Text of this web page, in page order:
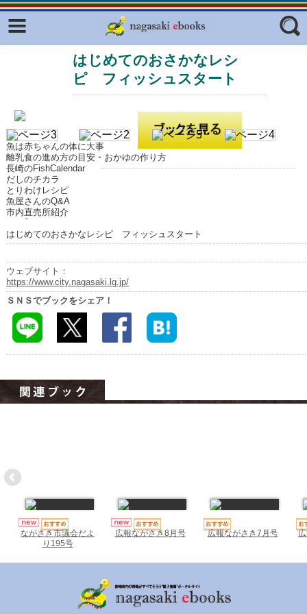
フリーワード
ジャンル
はじめてのおさかなレシ
ピ フィッシュスタート
魚は赤ちゃんの体に大事
離乳食の進め方の目安・おかゆの作り方
長崎のFishCalendar
だしのチカラ
とりわけレシピ
魚屋さんのQ&A
市内直売所紹介
はじめてのおさかなレシピ フィッシュスタート
ウェブサイト：
https://www.city.nagasaki.lg.jp/
ＳＮＳでブックをシェア！
ながさき市議会だよ
り195号
広報ながさき8月号 広報ながさき7月号
Facebook
ふくいろキラリプロジェクト
東京観光デジタルパンフレットギャ
ラリー（TOKYO Brochures）
はじめてご利用される方へ
コンテンツ
広報誌ナビ
明治日本の産業革命遺産
長崎と天草地方の潜伏キリシタン
大学・専門学校ナビ
ハイスクールナビ
小・中学校ナビ
ながよebooks
はさみebooks
ながさき市ebooks
さいかいイーブックス
長崎MICE観光マップ